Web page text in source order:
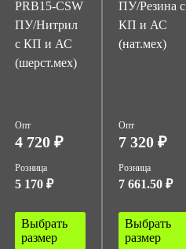
PRB15-CSW
ПУ/Нитрил
с КП и АС
(шерст.мех)
Опт
4 720 ₽
Розница
5 170 ₽
Выбрать
размер
ПУ/Резина с
КП и АС
(нат.мех)
Опт
7 320 ₽
Розница
7 661.50 ₽
Выбрать
размер